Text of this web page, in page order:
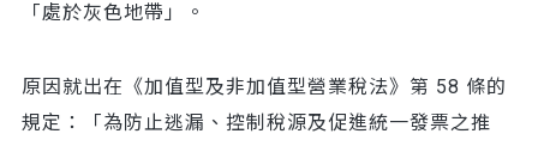
「處於灰色地帶」。
原因就出在《加值型及非加值型營業稅法》第 58 條的
規定：「為防止逃漏、控制稅源及促進統一發票之推